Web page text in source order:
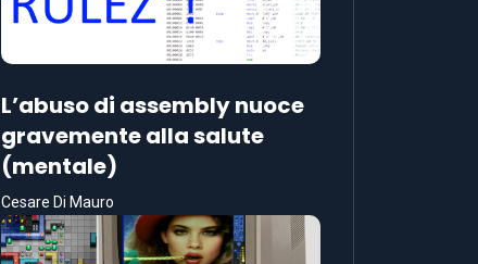
L’abuso di assembly nuoce
gravemente alla salute
(mentale)
Cesare Di Mauro